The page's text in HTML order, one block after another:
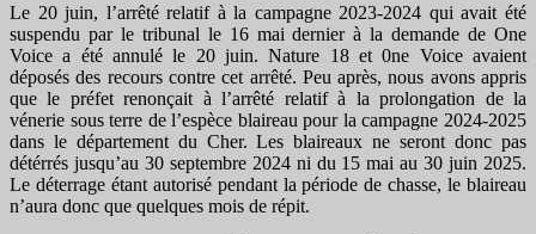
Le 20 juin, l’arrêté relatif à la campagne 2023-2024 qui avait été
suspendu par le tribunal le 16 mai dernier à la demande de One
Voice a été annulé le 20 juin. Nature 18 et 0ne Voice avaient
déposés des recours contre cet arrêté. Peu après, nous avons appris
que le préfet renonçait à l’arrêté relatif à la prolongation de la
vénerie sous terre de l’espèce blaireau pour la campagne 2024-2025
dans le département du Cher. Les blaireaux ne seront donc pas
détérrés jusqu’au 30 septembre 2024 ni du 15 mai au 30 juin 2025.
Le déterrage étant autorisé pendant la période de chasse, le blaireau
n’aura donc que quelques mois de répit.